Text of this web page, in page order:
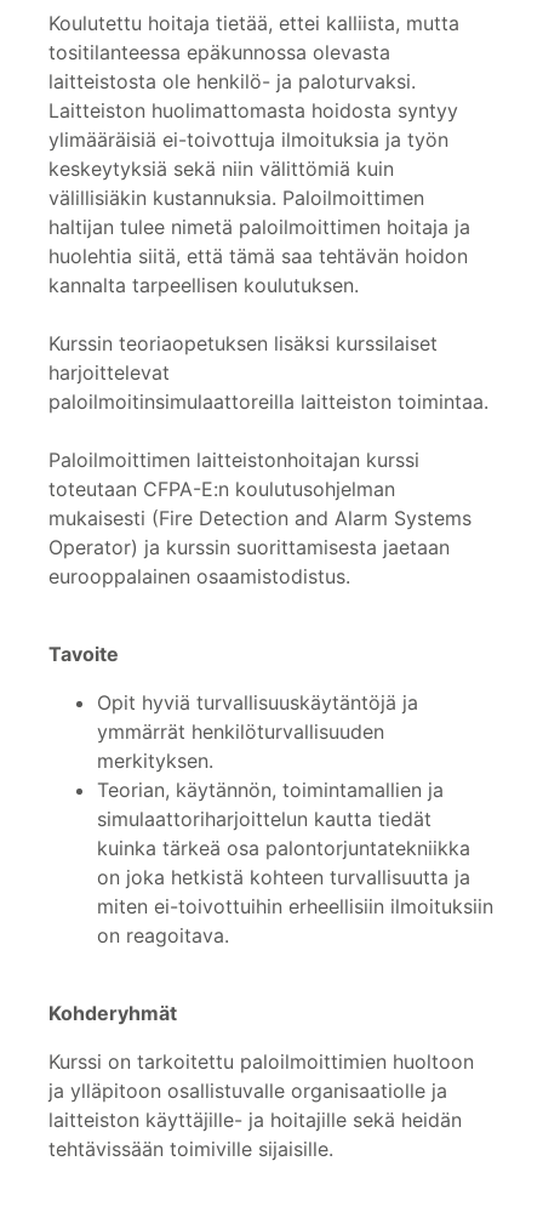
Koulutettu hoitaja tietää, ettei kalliista, mutta
tositilanteessa epäkunnossa olevasta
laitteistosta ole henkilö- ja paloturvaksi.
Laitteiston huolimattomasta hoidosta syntyy
ylimääräisiä ei-toivottuja ilmoituksia ja työn
keskeytyksiä sekä niin välittömiä kuin
välillisiäkin kustannuksia. Paloilmoittimen
haltijan tulee nimetä paloilmoittimen hoitaja ja
huolehtia siitä, että tämä saa tehtävän hoidon
kannalta tarpeellisen koulutuksen.
Kurssin teoriaopetuksen lisäksi kurssilaiset
harjoittelevat
paloilmoitinsimulaattoreilla laitteiston toimintaa.
Paloilmoittimen laitteistonhoitajan kurssi
toteutaan CFPA-E:n koulutusohjelman
mukaisesti (Fire Detection and Alarm Systems
Operator) ja kurssin suorittamisesta jaetaan
eurooppalainen osaamistodistus.
Tavoite
Opit hyviä turvallisuuskäytäntöjä ja
ymmärrät henkilöturvallisuuden
merkityksen.
Teorian, käytännön, toimintamallien ja
simulaattoriharjoittelun kautta tiedät
kuinka tärkeä osa palontorjuntatekniikka
on joka hetkistä kohteen turvallisuutta ja
miten ei-toivottuihin erheellisiin ilmoituksiin
on reagoitava.
Kohderyhmät
Kurssi on tarkoitettu paloilmoittimien huoltoon
ja ylläpitoon osallistuvalle organisaatiolle ja
laitteiston käyttäjille- ja hoitajille sekä heidän
tehtävissään toimiville sijaisille.